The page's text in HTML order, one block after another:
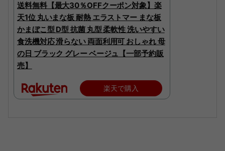
送料無料【最大30％OFFクーポン対象】楽
天1位 丸いまな板 耐熱 エラストマー まな板
かまぼこ型 D型 抗菌 丸型 柔軟性 洗いやすい
食洗機対応 滑らない 両面利用可 おしゃれ 母
の日 ブラック グレー ベージュ【一部予約販
売】
楽天で購入